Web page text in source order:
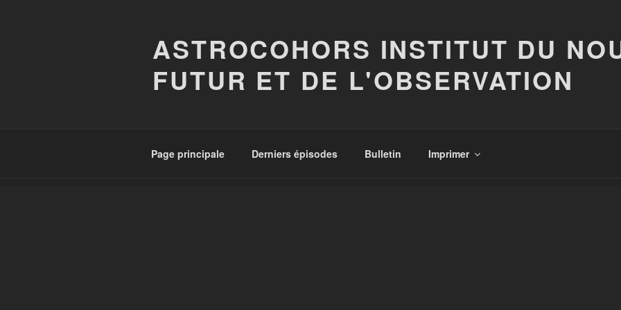
ASTROCOHORS INSTITUT DU
FUTUR ET DE L'OBSERVATION
Page principale Derniers épisodes Bulletin Imprimer